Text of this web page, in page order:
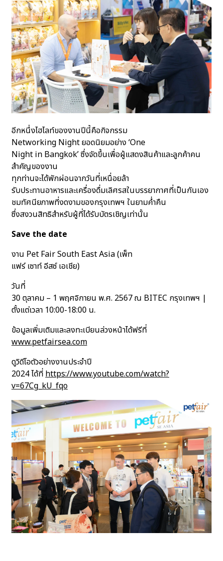
อีกหนึ่งไฮไลท์ของงานปีนี้คือกิจกรรม
Networking Night ยอดนิยมอย่าง ‘One
Night in Bangkok’ ซึ่งจัดขึ้นเพื่อผู้แสดงสินค้าและลูกค้าคน
สำคัญของงาน
ทุกท่านจะได้พักผ่อนจากวันที่เหนื่อยล้า
รับประทานอาหารและเครื่องดื่มเลิศรสในบรรยากาศที่เป็นกันเอง
ชมทัศนียภาพที่งดงามของกรุงเทพฯ ในยามค่ำคืน
ซึ่งสงวนสิทธิสำหรับผู้ที่ได้รับบัตรเชิญเท่านั้น
Save the date
งาน Pet Fair South East Asia (เพ็ท
แฟร์ เซาท์ อีสซ์ เอเชีย)
วันที่
30 ตุลาคม – 1 พฤศจิกายน พ.ศ. 2567 ณ BITEC กรุงเทพฯ |
ตั้งแต่เวลา 10:00-18:00 น.
ข้อมูลเพิ่มเติมและลงทะเบียนล่วงหน้าได้ฟรีที่
www.petfairsea.com
ดูวิดีโอตัวอย่างงานประจำปี
2024 ได้ที่ https://www.youtube.com/watch?
v=67Cg_kU_fqo